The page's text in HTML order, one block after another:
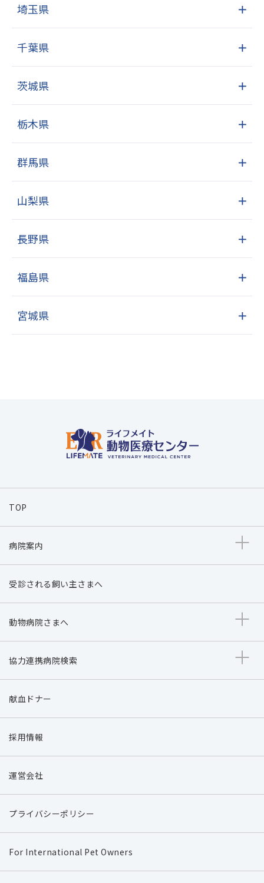
埼玉県 ＋
千葉県 ＋
茨城県 ＋
栃木県 ＋
群馬県 ＋
山梨県 ＋
長野県 ＋
福島県 ＋
宮城県 ＋
TOP
病院案内
受診される飼い主さまへ
動物病院さまへ
協力連携病院検索
献血ドナー
採用情報
運営会社
プライバシーポリシー
For International Pet Owners